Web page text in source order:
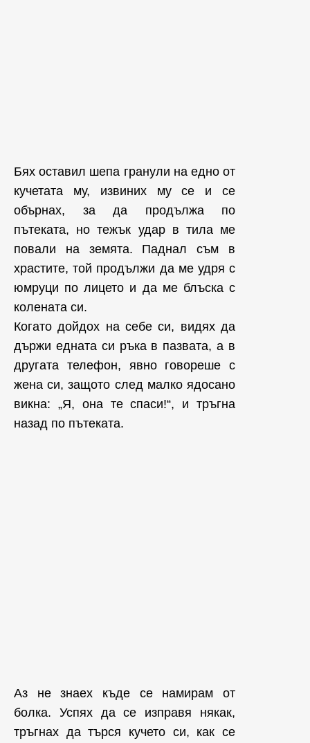
Бях оставил шепа гранули на едно от
кучетата му, извиних му се и се
обърнах, за да продължа по
пътеката, но тежък удар в тила ме
повали на земята. Паднал съм в
храстите, той продължи да ме удря с
юмруци по лицето и да ме блъска с
колената си.
Когато дойдох на себе си, видях да
държи едната си ръка в пазвата, а в
другата телефон, явно говореше с
жена си, защото след малко ядосано
викна: „Я, она те спаси!“, и тръгна
назад по пътеката.
Аз не знаех къде се намирам от
болка. Успях да се изправя някак,
тръгнах да търся кучето си, как се